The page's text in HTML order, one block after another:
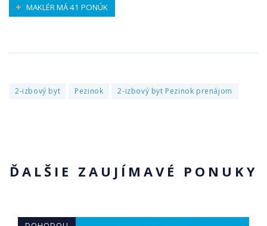
MAKLÉR MÁ 41 PONÚK
2-izbový byt Pezinok 2-izbový byt Pezinok prenájom
ĎALŠIE ZAUJÍMAVÉ PONUKY